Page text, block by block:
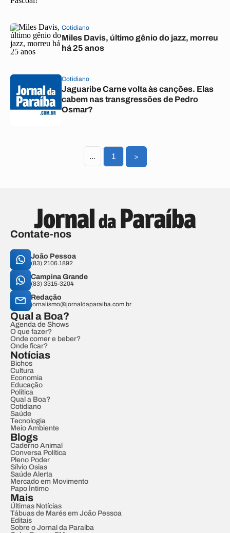
Cotidiano
Miles Davis, último gênio do jazz, morreu
há 25 anos
Cotidiano
Jaguaribe Carne volta às canções. Elas
cabem nas transgressões de Pedro
Osmar?
... 1 >
Contate-nos
João Pessoa
(83) 2106.1892
Campina Grande
(83) 3315-3204
Redação
jornalismo@jornaldaparaiba.com.br
Qual a Boa?
Agenda de Shows
O que fazer?
Onde comer e beber?
Onde ficar?
Notícias
Bichos
Cultura
Economia
Educação
Política
Qual a Boa?
Cotidiano
Saúde
Tecnologia
Meio Ambiente
Blogs
Caderno Animal
Conversa Política
Pleno Poder
Sílvio Osias
Saúde Alerta
Mercado em Movimento
Papo Íntimo
Mais
Últimas Notícias
Tábuas de Marés em João Pessoa
Editais
Sobre o Jornal da Paraíba